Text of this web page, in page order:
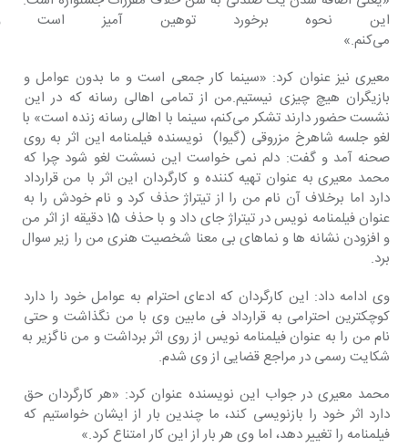
این نحوه برخورد توهین آمیز
می‌کنم.»
معیری نیز عنوان کرد: «سینما کار جمعی است و ما بدون عوامل و
بازیگران هیچ چیزی نیستیم.من از تمامی اهالی رسانه که در این
نشست حضور دارند تشکر می‌کنم، سینما با اهالی رسانه زنده است» با
لغو جلسه شاهرخ مزروقی (گیوا)  نویسنده فیلمنامه این اثر به روی
صحنه آمد و گفت: دلم نمی خواست این نسشت لغو شود چرا که
محمد معیری به عنوان تهیه کننده و کارگردان این اثر با من قرارداد
دارد اما برخلاف آن نام من را از تیتراژ حذف کرد و نام خودش را به
عنوان فیلمنامه نویس در تیتراژ جای داد و با حذف 15 دقیقه از اثر من
و افزودن نشانه ها و نماهای بی معنا شخصیت هنری من را زیر سوال
برد.
وی ادامه داد: این کارگردان که ادعای احترام به عوامل خود را دارد
کوچکترین احترامی به قرارداد فی مابین وی با من نگذاشت و حتی
نام من را به عنوان فیلمنامه نویس از روی اثر برداشت و من ناگزیر به
شکایت رسمی در مراجع قضایی از وی شدم.
محمد معیری در جواب این نویسنده عنوان کرد: «هر کارگردان حق
دارد اثر خود را بازنویسی کند، ما چندین بار از ایشان خواستیم که
فیلمنامه را تغییر دهد، اما وی هر بار از این کار امتناع کرد.»